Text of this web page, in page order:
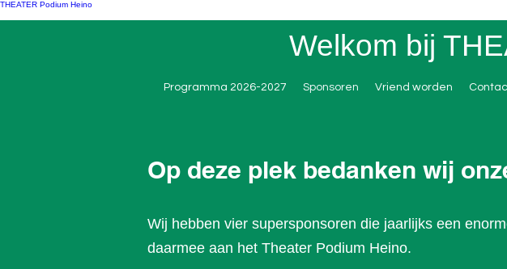
THEATER Podium Heino
Welkom bij
Programma 2026-2027 Sponsoren Vriend worden
Op deze plek bedanken wij
Wij hebben vier supersponsoren die jaarlijks een
daarmee aan het Theater Podium Heino.